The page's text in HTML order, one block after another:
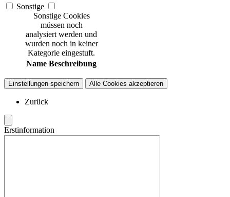
Sonstige
Sonstige Cookies
müssen noch
analysiert werden und
wurden noch in keiner
Kategorie eingestuft.
Name Beschreibung
Einstellungen speichern Alle Cookies akzeptieren
Zurück
Erstinformation